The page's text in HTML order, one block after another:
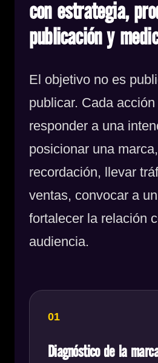
con estrategia,
publicación y
El objetivo no es
publicar. Cada
responder a una
posicionar una
recordación, llevar
ventas, convocar a
fortalecer la relación
audiencia.
01
Diagnóstico de la